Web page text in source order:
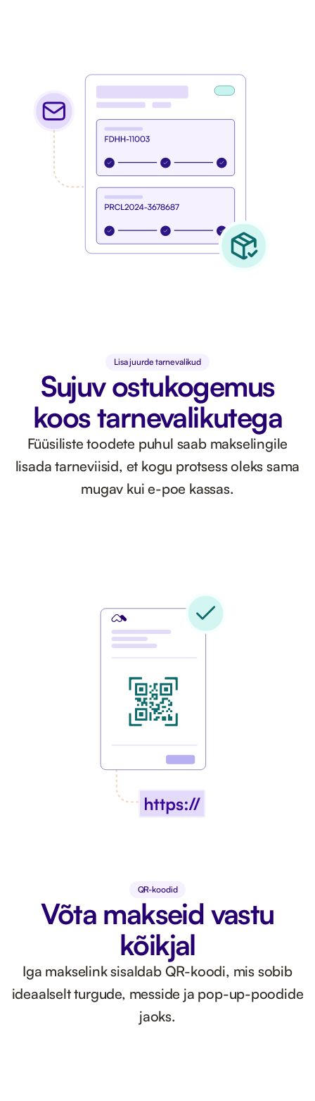
Lisa juurde tarnevalikud
Sujuv ostukogemus
koos tarnevalikutega
Füüsiliste toodete puhul saab makselingile
lisada tarneviisid, et kogu protsess oleks sama
mugav kui e-poe kassas.
QR-koodid
Võta makseid vastu
kõikjal
Iga makselink sisaldab QR-koodi, mis sobib
ideaalselt turgude, messide ja pop-up-poodide
jaoks.